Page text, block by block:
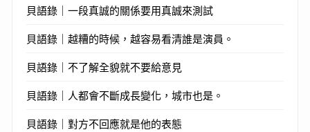
貝語錄｜一段真誠的關係要用真誠來測試
貝語錄｜越糟的時候，越容易看清誰是演員。
貝語錄｜不了解全貌就不要給意見
貝語錄｜人都會不斷成長變化，城市也是。
貝語錄｜對方不回應就是他的表態